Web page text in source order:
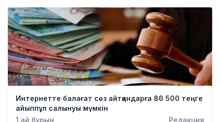
Интернетте балағат сөз айтқандарға 86 500 теңге
айыппұл салынуы мүмкін
1 ай бұрын
Редакция